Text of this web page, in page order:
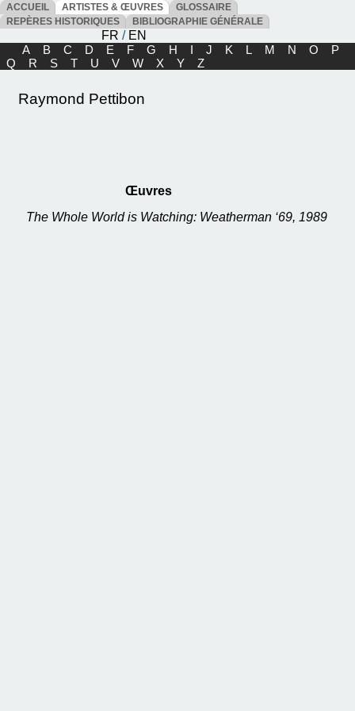
ACCUEIL ARTISTES & ŒUVRES
GLOSSAIRE
REPÈRES HISTORIQUES
BIBLIOGRAPHIE GÉNÉRALE
FR / EN
A
B C D E F G H I J K L M N O
P
Q
R S T U V W X Y Z